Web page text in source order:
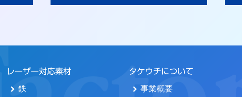
レーザー対応素材
鉄
タケウチについて
事業概要